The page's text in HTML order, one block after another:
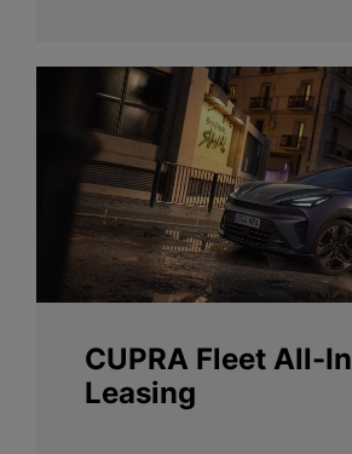
CUPRA Fleet All-In
Leasing